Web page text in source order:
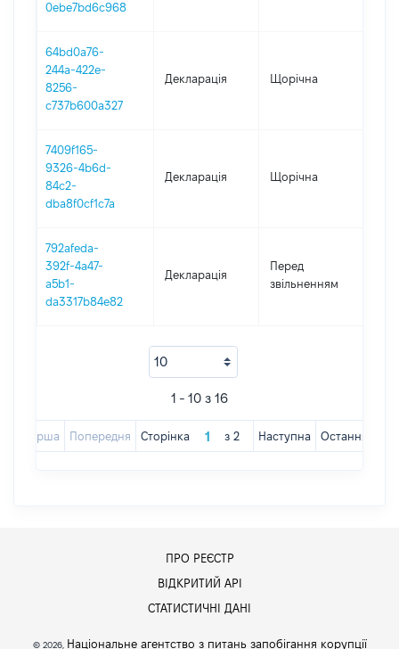
0ebe7bd6c968
64bd0a76-
244a-422e-
8256-
c737b600a327
Декларація Щорічна
7409f165-
9326-4b6d-
84c2-
dba8f0cf1c7a
Декларація Щорічна
792afeda-
392f-4a47-
a5b1-
da3317b84e82
Декларація
Перед
звільненням
1 - 10 з 16
Перша Попередня Сторінка з 2 Наступна Остання
ПРО РЕЄСТР
ВІДКРИТИЙ АРІ
СТАТИСТИЧНІ ДАНІ
© 2026, Національне агентство з питань запобігання корупції